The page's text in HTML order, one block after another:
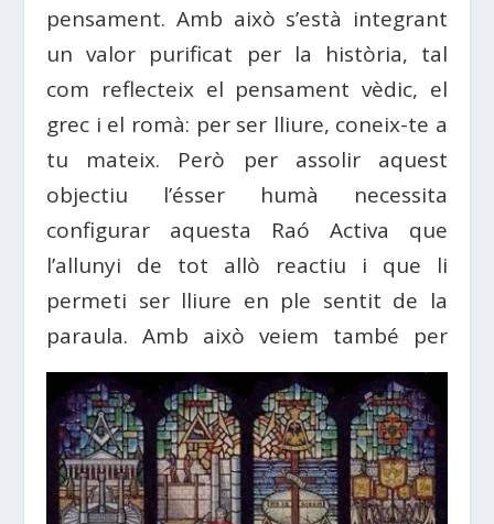
pensament. Amb això s’està integrant
un valor purificat per la història, tal
com reflecteix el pensament vèdic, el
grec i el romà: per ser lliure, coneix-te a
tu mateix. Però per assolir aquest
objectiu l’ésser humà necessita
configurar aquesta Raó Activa que
l’allunyi de tot allò reactiu i que li
permeti ser lliure en ple sentit de la
paraula.Amb això veiem també per